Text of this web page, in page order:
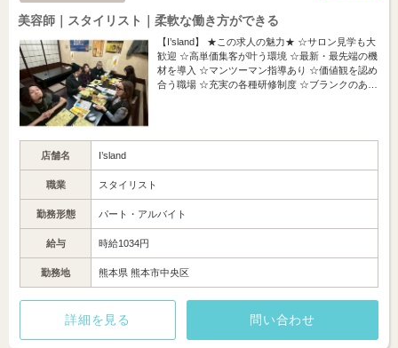
美容師｜スタイリスト｜柔軟な働き方ができる
【I’sland】 ★この求人の魅力★ ☆サロン見学も大
歓迎 ☆高単価集客が叶う環境 ☆最新・最先端の機
材を導入 ☆マンツーマン指導あり ☆価値観を認め
合う職場 ☆充実の各種研修制度 ☆ブランクのあ…
店舗名 I’sland
職業 スタイリスト
勤務形態 パート・アルバイト
給与 時給1034円
勤務地 熊本県 熊本市中央区
詳細を見る 問い合わせ